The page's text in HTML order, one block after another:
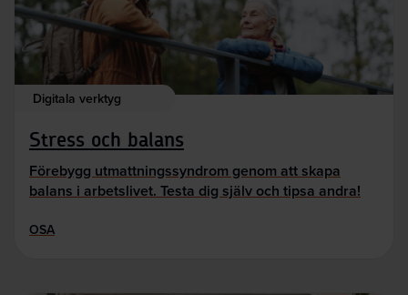
Digitala verktyg
Stress och balans
Förebygg utmattningssyndrom genom att skapa
balans i arbetslivet. Testa dig själv och tipsa andra!
OSA